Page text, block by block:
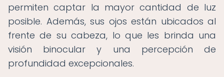
permiten captar la mayor cantidad de luz
posible. Además, sus ojos están ubicados al
frente de su cabeza, lo que les brinda una
visión binocular y una percepción de
profundidad excepcionales.